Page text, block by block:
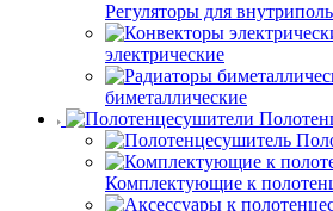
Регуляторы для
электрические
биметаллические
Комплектующие к